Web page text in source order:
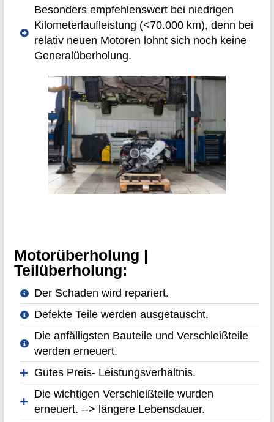
Besonders empfehlenswert bei niedrigen
Kilometerlaufleistung (<70.000 km), denn bei
relativ neuen Motoren lohnt sich noch keine
Generalüberholung.
Motorüberholung |
Teilüberholung:
Der Schaden wird repariert.
Defekte Teile werden ausgetauscht.
Die anfälligsten Bauteile und Verschleißteile
werden erneuert.
Gutes Preis- Leistungsverhältnis.
Die wichtigen Verschleißteile wurden
erneuert. --> längere Lebensdauer.